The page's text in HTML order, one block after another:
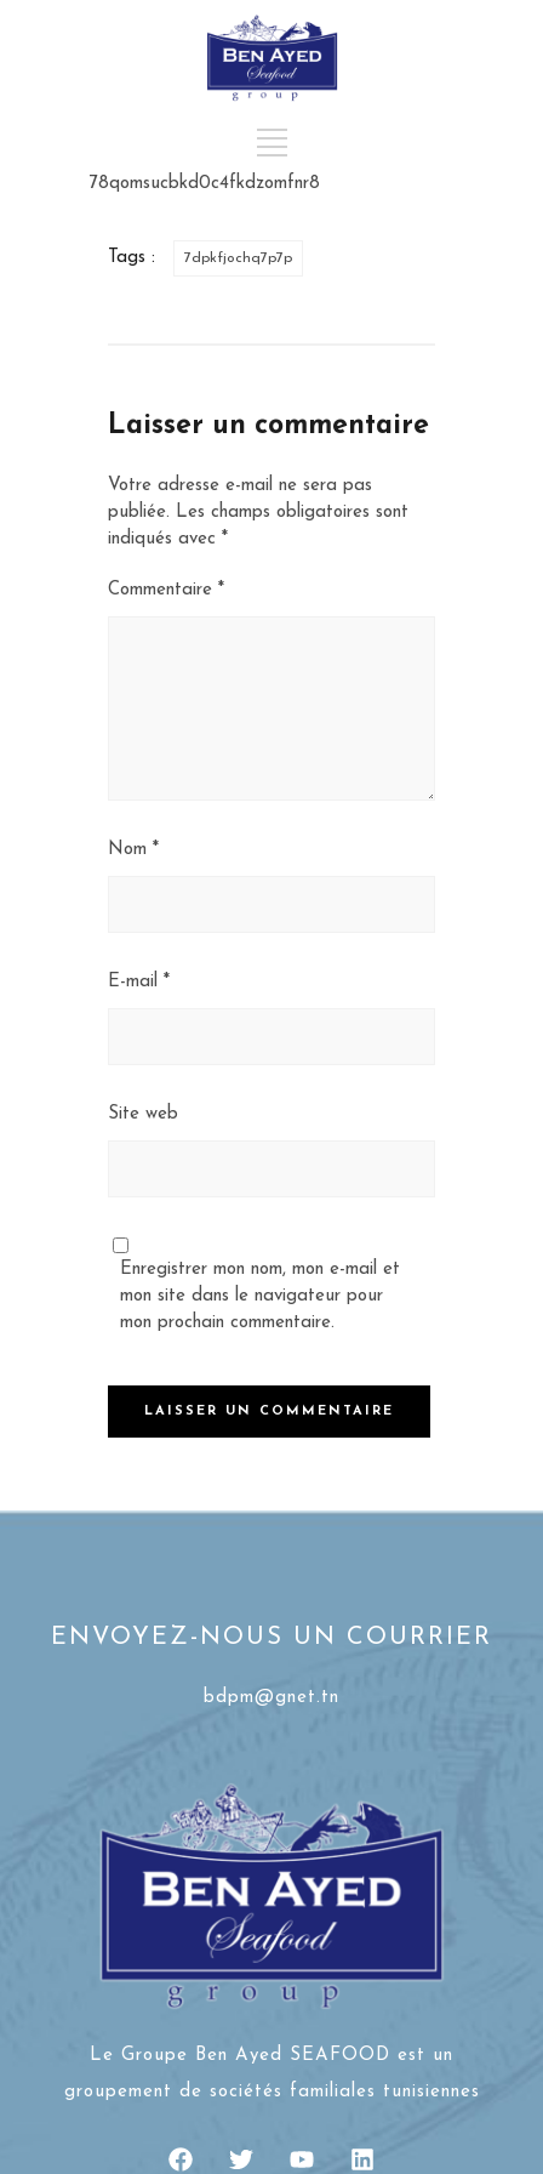
78qomsucbkd0c4fkdzomfnr8
Tags : 7dpkfjochq7p7p
Laisser un commentaire
Votre adresse e-mail ne sera pas
publiée. Les champs obligatoires sont
indiqués avec *
Commentaire *
Nom *
E-mail *
Site web
Enregistrer mon nom, mon e-mail et
mon site dans le navigateur pour
mon prochain commentaire.
ENVOYEZ-NOUS UN COURRIER
bdpm@gnet.tn
Le Groupe Ben Ayed SEAFOOD est un
groupement de sociétés familiales tunisiennes